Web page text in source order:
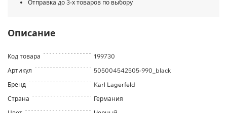
Отправка до 3-х товаров по выбору
Описание
Код товара
199730
Артикул
505004542505-990_black
Бренд
Karl Lagerfeld
Страна
Германия